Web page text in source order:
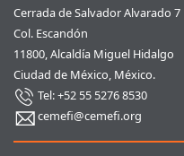
Cerrada de Salvador Alvarado 7
Col. Escandón
11800, Alcaldía Miguel Hidalgo
Ciudad de México, México.
Tel: +52 55 5276 8530
cemefi@cemefi.org